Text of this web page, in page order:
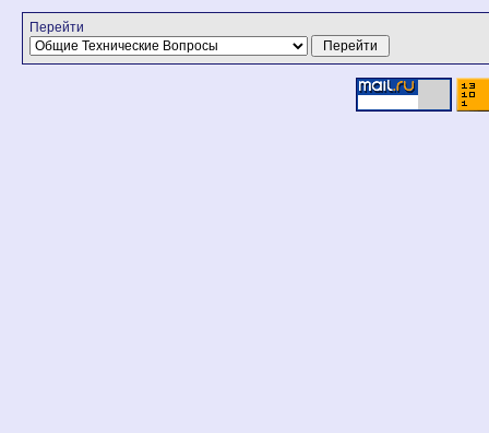
Перейти